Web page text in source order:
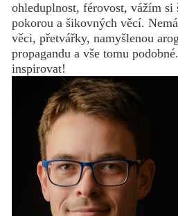
ohleduplnost, férovost, vážím
pokorou a šikovných věcí.
věci, přetvářky, namyšlenou
propagandu a vše tomu
inspirovat!